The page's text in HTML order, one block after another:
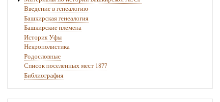
Введение в генеалогию
Башкирская генеалогия
Башкирские племена
История Уфы
Некрополистика
Родословные
Список поселенных мест 1877
Библиография